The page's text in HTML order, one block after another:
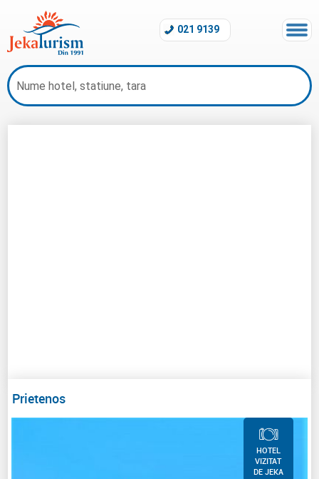
021 9139
Prietenos
HOTEL
VIZITAT
DE JEKA